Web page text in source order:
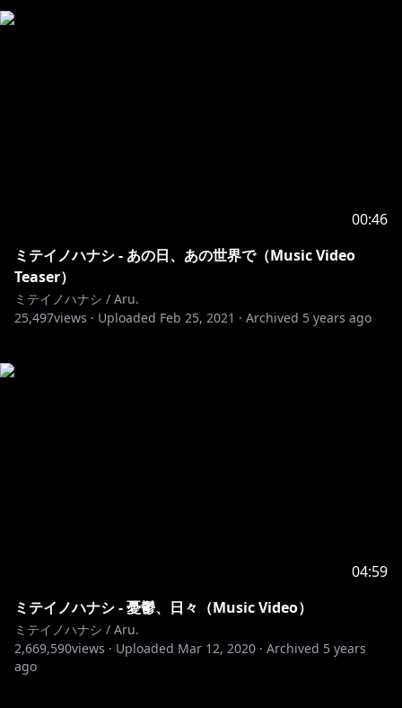
00:46
ミテイノハナシ - あの日、あの世界で（Music Video
Teaser）
ミテイノハナシ / Aru.
25,497views · Uploaded Feb 25, 2021 · Archived 5 years ago
04:59
ミテイノハナシ - 憂鬱、日々（Music Video）
ミテイノハナシ / Aru.
2,669,590views · Uploaded Mar 12, 2020 · Archived 5 years
ago